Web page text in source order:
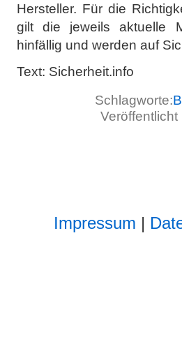
Hersteller. Für die
gilt die jeweils aktuelle
hinfällig und werden auf
Text: Sicherheit.info
Schlagworte:
Veröffentlicht
Impressum |